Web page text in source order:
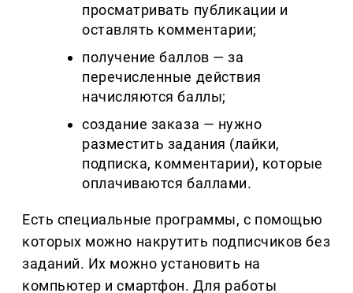
просматривать публикации и
оставлять комментарии;
получение баллов — за
перечисленные действия
начисляются баллы;
создание заказа — нужно
разместить задания (лайки,
подписка, комментарии), которые
оплачиваются баллами.
Есть специальные программы, с помощью
которых можно накрутить подписчиков без
заданий. Их можно установить на
компьютер и смартфон. Для работы